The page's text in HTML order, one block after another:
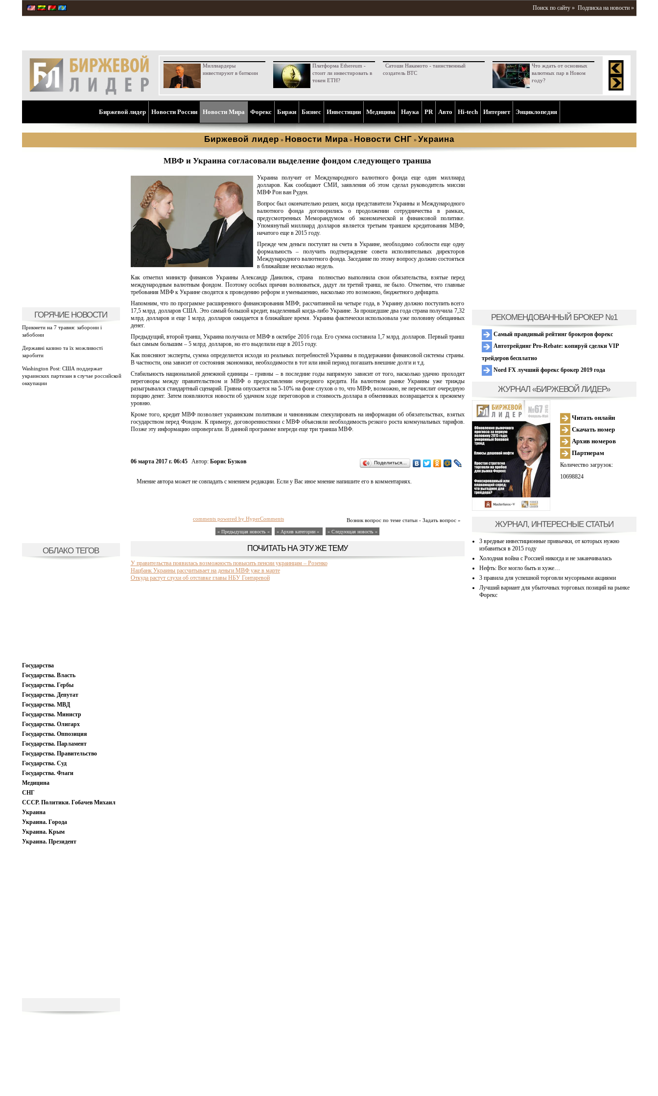
Поиск по сайту » Подписка на новости »
Миллиардеры
инвестируют в биткоин
Платформа Ethereum -
стоит ли инвестировать в
токен ETH?
Сатоши Накамото - таинственный
создатель BTC
Что ждать от основных
валютных пар в Новом
году?
Биржевой лидер Новости России Новости Мира Форекс Биржи Бизнес Инвестиции Медицина Наука PR Aвто Hi-tech Интернет Энциклопедия
Биржевой лидер » Новости Мира » Новости СНГ » Украина
ГОРЯЧИЕ НОВОСТИ
Прикмети на 7 травня: заборони і
забобони
Державні казино та їх можливості
заробити
Washington Post: США поддержат
украинских партизан в случае российской
оккупации
ОБЛАКО ТЕГОВ
Государства
Государства. Власть
Государства. Гербы
Государства. Депутат
Государства. МВД
Государства. Министр
Государства. Олигарх
Государства. Оппозиция
Государства. Парламент
Государства. Правительство
Государства. Суд
Государства. Флаги
Медицина
СНГ
СССР. Политики. Гобачев Михаил
Украина
Украина. Города
Украина. Крым
Украина. Президент
МВФ и Украина согласовали выделение фондом следующего транша
Украина получит от Международного валютного фонда еще один миллиард
долларов. Как сообщают СМИ, заявления об этом сделал руководитель миссии
МВФ Рон ван Руден.
Вопрос был окончательно решен, когда представители Украины и Международного
валютного фонда договорились о продолжении сотрудничества в рамках,
предусмотренных Меморандумом об экономической и финансовой политике.
Упомянутый миллиард долларов является третьим траншем кредитования МВФ,
начатого еще в 2015 году.
Прежде чем деньги поступят на счета в Украине, необходимо соблюсти еще одну
формальность – получить подтверждение совета исполнительных директоров
Международного валютного фонда. Заседание по этому вопросу должно состояться
в ближайшие несколько недель.
Как отметил министр финансов Украины Александр Данилюк, страна полностью выполнила свои обязательства, взятые перед
международным валютным фондом. Поэтому особых причин волноваться, дадут ли третий транш, не было. Отметим, что главные
требования МВФ к Украине сводятся к проведению реформ и уменьшению, насколько это возможно, бюджетного дефицита.
Напомним, что по программе расширенного финансирования МВФ, рассчитанной на четыре года, в Украину должно поступить всего
17,5 млрд. долларов США. Это самый большой кредит, выделенный когда-либо Украине. За прошедшие два года страна получила 7,32
млрд. долларов и еще 1 млрд. долларов ожидается в ближайшее время. Украина фактически использовала уже половину обещанных
денег.
Предыдущий, второй транш, Украина получила от МВФ в октябре 2016 года. Его сумма составила 1,7 млрд. долларов. Первый транш
был самым большим – 5 млрд. долларов, но его выделили еще в 2015 году.
Как поясняют эксперты, сумма определяется исходя из реальных потребностей Украины в поддержании финансовой системы страны.
В частности, она зависит от состояния экономики, необходимости в тот или иной период погашать внешние долги и т.д.
Стабильность национальной денежной единицы – гривны – в последние годы напрямую зависит от того, насколько удачно проходят
переговоры между правительством и МВФ о предоставлении очередного кредита. На валютном рынке Украины уже трижды
разыгрывался стандартный сценарий. Гривна опускается на 5-10% на фоне слухов о то, что МВФ, возможно, не перечислит очередную
порцию денег. Затем появляются новости об удачном ходе переговоров и стоимость доллара в обменниках возвращается к прежнему
уровню.
Кроме того, кредит МВФ позволяет украинским политикам и чиновникам спекулировать на информации об обязательствах, взятых
государством перед Фондом. К примеру, договоренностями с МВФ объясняли необходимость резкого роста коммунальных тарифов.
Позже эту информацию опровергали. В данной программе впереди еще три транша МВФ.
06 марта 2017 г. 06:45 Автор: Борис Бузков Поделиться…
Мнение автора может не совпадать с мнением редакции. Если у Вас иное мнение напишите его в комментариях.
Возник вопрос по теме статьи - Задать вопрос »
comments powered by HyperComments
« Предыдущая новость « » Архив категории « » Следующая новость »
ПОЧИТАТЬ НА ЭТУ ЖЕ ТЕМУ
У правительства появилась возможность повысить пенсии украинцам – Розенко
Нацбанк Украины рассчитывает на деньги МВФ уже в марте
Откуда растут слухи об отставке главы НБУ Гонтаревой
РЕКОМЕНДОВАННЫЙ БРОКЕР №1
Самый правдивый рейтинг брокеров форекс
Автотрейдинг Pro-Rebate: копируй сделки VIP
трейдеров бесплатно
Nord FX лучший форекс брокер 2019 года
ЖУРНАЛ «БИРЖЕВОЙ ЛИДЕР»
Читать онлайн
Скачать номер
Архив номеров
Партнерам
Количество загрузок:
10698824
ЖУРНАЛ, ИНТЕРЕСНЫЕ СТАТЬИ
3 вредные инвестиционные привычки, от которых нужно
избавиться в 2015 году
Холодная война с Россией никогда и не заканчивалась
Нефть: Все могло быть и хуже…
3 правила для успешной торговли мусорными акциями
Лучший вариант для убыточных торговых позиций на рынке
Форекс